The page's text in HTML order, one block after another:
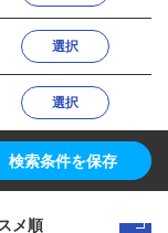
選択
選択
検索条件を保存